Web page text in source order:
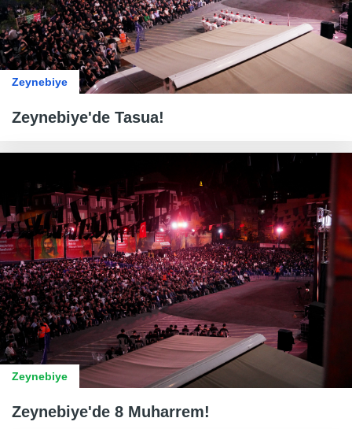
Zeynebiye
Zeynebiye'de Tasua!
Zeynebiye
Zeynebiye'de 8 Muharrem!